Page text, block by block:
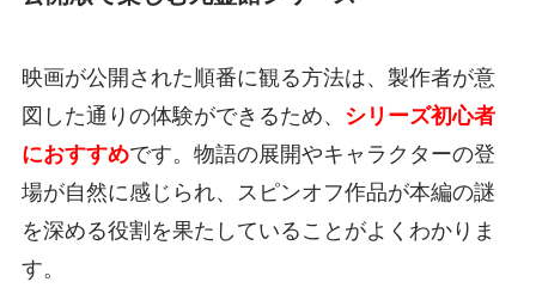
映画が公開された順番に観る方法は、製作者が意
図した通りの体験ができるため、 シリーズ初心者
におすすめです。物語の展開やキャラクターの登
場が自然に感じられ、スピンオフ作品が本編の謎
を深める役割を果たしていることがよくわかりま
す。